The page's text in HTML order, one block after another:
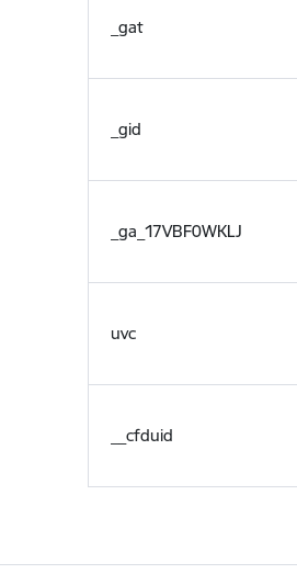
_gat
_gid
_ga_17VBF0WKLJ
uvc
__cfduid